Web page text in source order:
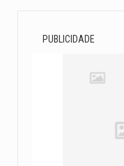
PUBLICIDADE